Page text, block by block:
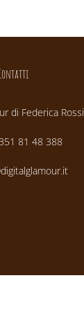
di Federica Rossi
81 48 388